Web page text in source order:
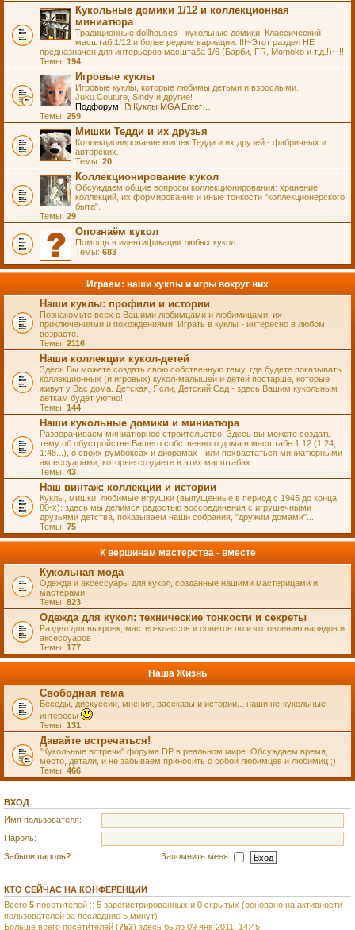
Кукольные домики 1/12 и коллекционная
миниатюра
Традиционные dollhouses - кукольные домики. Классический
масштаб 1/12 и более редкие вариации. !!!~Этот раздел НЕ
предназначен для интерьеров масштаба 1/6 (Барби, FR, Momoko и т.д.!)~!!!
Темы: 194
Игровые куклы
Игровые куклы, которые любимы детьми и взрослыми.
Juku Couture, Sindy и другие!
Подфорум:
Темы: 259
Мишки Тедди и их друзья
Коллекционирование мишек Тедди и их друзей - фабричных и
авторских.
Темы: 20
Коллекционирование кукол
Обсуждаем общие вопросы коллекционирования: хранение
коллекций, их формирование и иные тонкости "коллекционерского
быта".
Темы: 29
Опознаём кукол
Помощь в идентификации любых кукол
Темы: 683
Играем: наши куклы и игры вокруг них
Наши куклы: профили и истории
Познакомьте всех с Вашими любимцами и любимицами, их
приключениями и похождениями! Играть в куклы - интересно в любом
возрасте.
Темы: 2116
Наши коллекции кукол-детей
Здесь Вы можете создать свою собственную тему, где будете показывать
коллекционных (и игровых) кукол-малышей и детей постарше, которые
живут у Вас дома. Детская, Ясли, Детский Сад - здесь Вашим кукольным
деткам будет уютно!
Темы: 144
Наши кукольные домики и миниатюра
Разворачиваем миниатюрное строительство! Здесь вы можете создать
тему об обустройстве Вашего собственного дома в масштабе 1:12 (1:24,
1:48...), о своих румбоксах и диорамах - или похвастаться миниатюрными
аксессуарами, которые создаете в этих масштабах.
Темы: 43
Наш винтаж: коллекции и истории
Куклы, мишки, любимые игрушки (выпущенные в период с 1945 до конца
80-х): здесь мы делимся радостью воссоединения с игрушечными
друзьями детства, показываем наши собрания, "дружим домами"...
Темы: 75
К вершинам мастерства - вместе
Кукольная мода
Одежда и аксессуары для кукол, созданные нашими мастерицами и
мастерами.
Темы: 823
Одежда для кукол: технические тонкости и секреты
Раздел для выкроек, мастер-классов и советов по изготовлению нарядов и
аксессуаров
Темы: 177
Наша Жизнь
Свободная тема
Беседы, дискуссии, мнения, рассказы и истории... наши не-кукольные
интересы
Темы: 131
Давайте встречаться!
"Кукольные встречи" форума DP в реальном мире. Обсуждаем время,
место, детали, и не забываем приносить с собой любимцев и любимиц ;)
Темы: 466
ВХОД
Имя пользователя:
Пароль:
Забыли пароль?
Запомнить меня
КТО СЕЙЧАС НА КОНФЕРЕНЦИИ
Всего 5 посетителей :: 5 зарегистрированных и 0 скрытых (основано на активности
пользователей за последние 5 минут)
Больше всего посетителей (753) здесь было 09 янв 2011, 14:45